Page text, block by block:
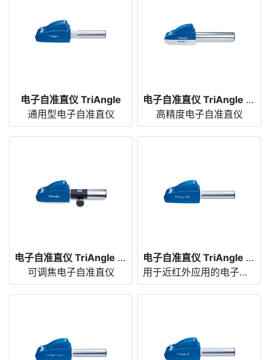
电子自准直仪 TriAngle
通用型电子自准直仪
电子自准直仪 TriAngle UltraSpec
高精度电子自准直仪
电子自准直仪 TriAngle Focus
可调焦电子自准直仪
电子自准直仪 TriAngle NIR
用于近红外应用的电子自准直仪